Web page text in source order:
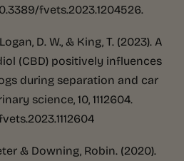
fvets.2023.1204526.
D. W., & King, T. (2023). A
(CBD) positively influences
during separation and car
science, 10, 1112604.
& Downing, Robin. (2020).